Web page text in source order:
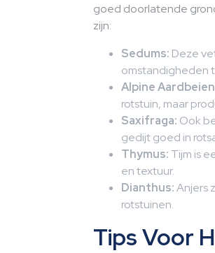
goed doorlatende
zijn:
Sedums: Deze
omstandigheden
Alpine
rotstuin, maar
Saxifraga: Ook
gedijt goed in
Thymus: Tijm is
en textuur.
Dianthus:Anjers
rotstuinen.
Tips Voor